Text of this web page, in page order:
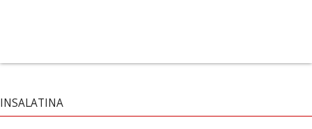
INSALATINA